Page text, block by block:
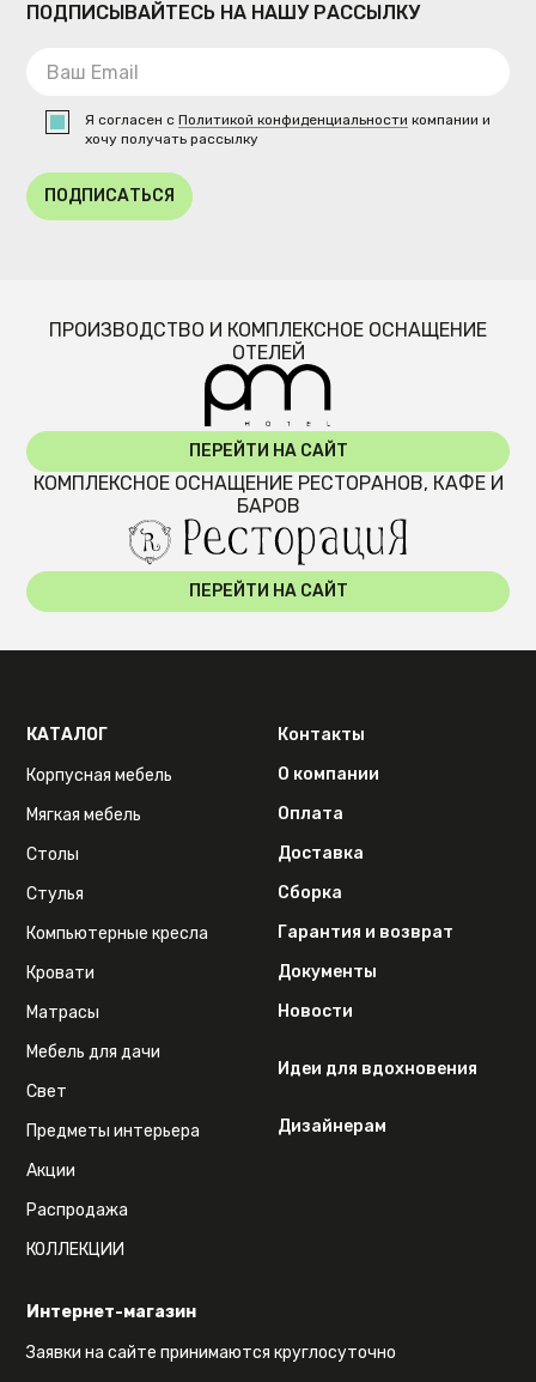
ПОДПИСЫВАЙТЕСЬ НА НАШУ РАССЫЛКУ
Я согласен сПолитикой конфиденциальности компании и
хочу получать рассылку
ПОДПИСАТЬСЯ
ПРОИЗВОДСТВО И КОМПЛЕКСНОЕ ОСНАЩЕНИЕ
ОТЕЛЕЙ
ПЕРЕЙТИ НА САЙТ
КОМПЛЕКСНОЕ ОСНАЩЕНИЕ РЕСТОРАНОВ, КАФЕ И
БАРОВ
ПЕРЕЙТИ НА САЙТ
Интернет-магазин
Заявки на сайте принимаются круглосуточно
КАТАЛОГ
Корпусная мебель
Мягкая мебель
Столы
Стулья
Компьютерные кресла
Кровати
Матрасы
Мебель для дачи
Свет
Предметы интерьера
Акции
Распродажа
КОЛЛЕКЦИИ
Контакты
О компании
Оплата
Доставка
Сборка
Гарантия и возврат
Документы
Новости
Идеи для вдохновения
Дизайнерам